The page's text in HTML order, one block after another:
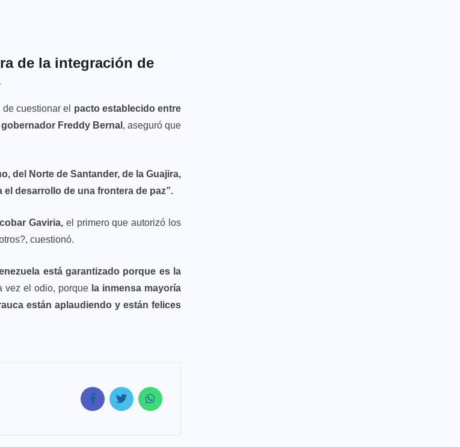
de la integración de
de cuestionar el pacto establecido entre
Freddy Bernal , aseguró que
del Norte de Santander, de la Guajira,
desarrollo de una frontera de paz”.
Gaviria,el primero que autorizó los
cuestionó.
está garantizado porque es la
vez el odio, porque la inmensa mayoría
están aplaudiendo y están felices